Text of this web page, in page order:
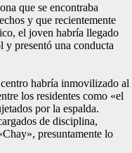
que se encontraba
y que recientemente
el joven habría llegado
y presentó una conducta
habría inmovilizado al
los residentes como «el
por la espalda.
de disciplina,
presuntamente lo